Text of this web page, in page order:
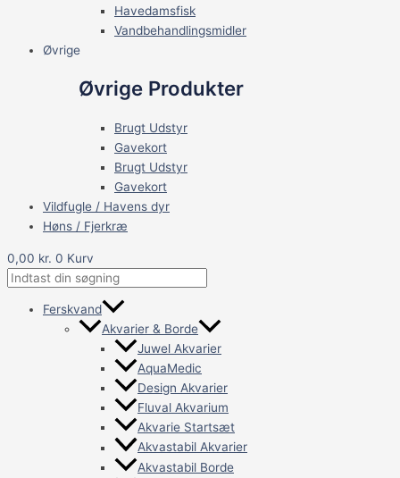
Havedamsfisk
Vandbehandlingsmidler
Øvrige
Øvrige Produkter
Brugt Udstyr
Gavekort
Brugt Udstyr
Gavekort
Vildfugle / Havens dyr
Høns / Fjerkræ
0,00 kr. 0 Kurv
Ferskvand
Akvarier & Borde
Juwel Akvarier
AquaMedic
Design Akvarier
Fluval Akvarium
Akvarie Startsæt
Akvastabil Akvarier
Akvastabil Borde